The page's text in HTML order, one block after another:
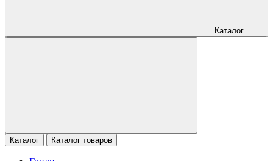
Каталог
Каталог Каталог товаров